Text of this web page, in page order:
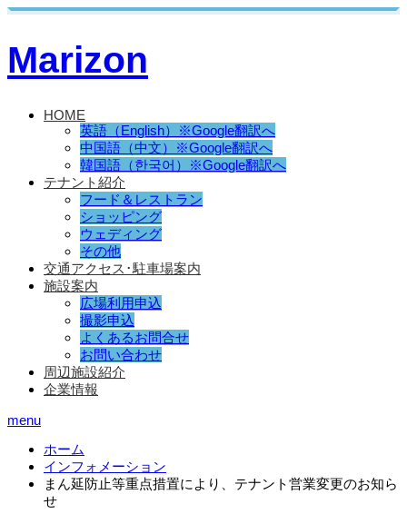
Marizon
HOME
英語（English）※Google翻訳へ
中国語（中文）※Google翻訳へ
韓国語（한국어）※Google翻訳へ
テナント紹介
フード＆レストラン
ショッピング
ウェディング
その他
交通アクセス･駐車場案内
施設案内
広場利用申込
撮影申込
よくあるお問合せ
お問い合わせ
周辺施設紹介
企業情報
menu
ホーム
インフォメーション
まん延防止等重点措置により、テナント営業変更のお知ら
せ